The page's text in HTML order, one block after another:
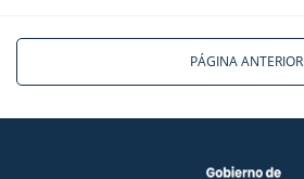
PÁGINA ANTERIOR